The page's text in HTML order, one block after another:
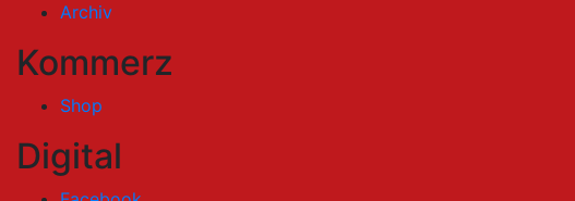
Archiv
Kommerz
Shop
Digital